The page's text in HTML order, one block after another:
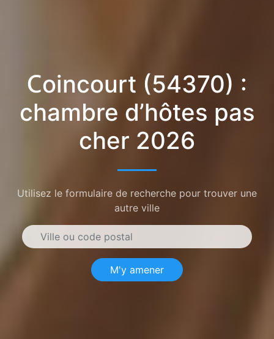
Coincourt (54370) :
chambre d’hôtes pas
cher 2026
Utilisez le formulaire de recherche pour trouver une
autre ville
M'y amener